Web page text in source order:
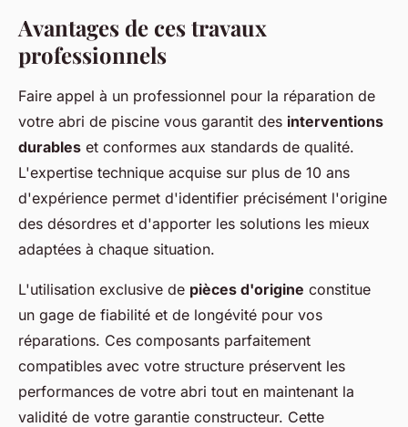
Avantages de ces travaux
professionnels
Faire appel à un professionnel pour la réparation de
votre abri de piscine vous garantit des interventions
durables et conformes aux standards de qualité.
L'expertise technique acquise sur plus de 10 ans
d'expérience permet d'identifier précisément l'origine
des désordres et d'apporter les solutions les mieux
adaptées à chaque situation.
L'utilisation exclusive de pièces d'origine constitue
un gage de fiabilité et de longévité pour vos
réparations. Ces composants parfaitement
compatibles avec votre structure préservent les
performances de votre abri tout en maintenant la
validité de votre garantie constructeur. Cette